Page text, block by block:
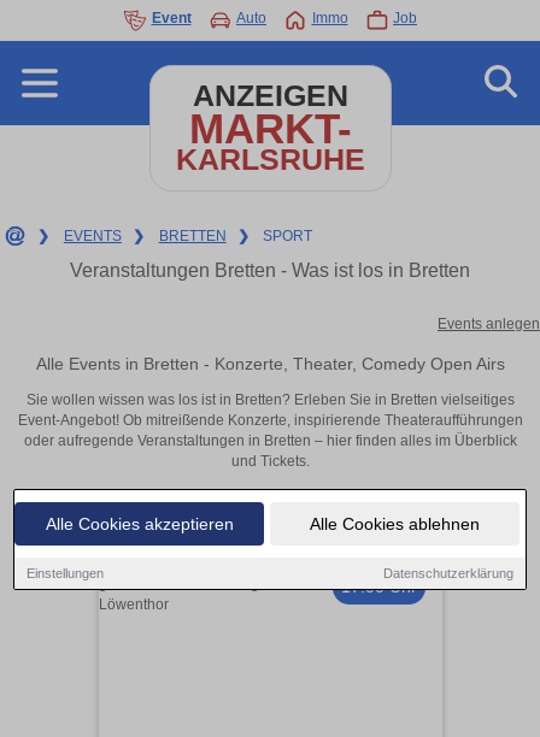
Alle Cookies akzeptieren Alle Cookies ablehnen
Einstellungen Datenschutzerklärung
Event Auto Immo Job
ANZEIGEN
MARKT-
KARLSRUHE
❯ EVENTS ❯ BRETTEN ❯ SPORT
Veranstaltungen Bretten - Was ist los in Bretten
Events anlegen
Alle Events in Bretten - Konzerte, Theater, Comedy Open Airs
Sie wollen wissen was los ist in Bretten? Erleben Sie in Bretten vielseitiges
Event-Angebot! Ob mitreißende Konzerte, inspirierende Theateraufführungen
oder aufregende Veranstaltungen in Bretten – hier finden alles im Überblick
und Tickets.
17:00 Uhr